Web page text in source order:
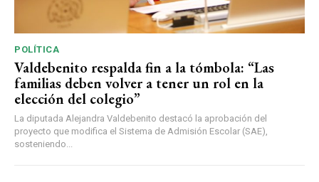
POLÍTICA
Valdebenito respalda fin a la tómbola: “Las
familias deben volver a tener un rol en la
elección del colegio”
La diputada Alejandra Valdebenito destacó la aprobación del
proyecto que modifica el Sistema de Admisión Escolar (SAE),
sosteniendo...